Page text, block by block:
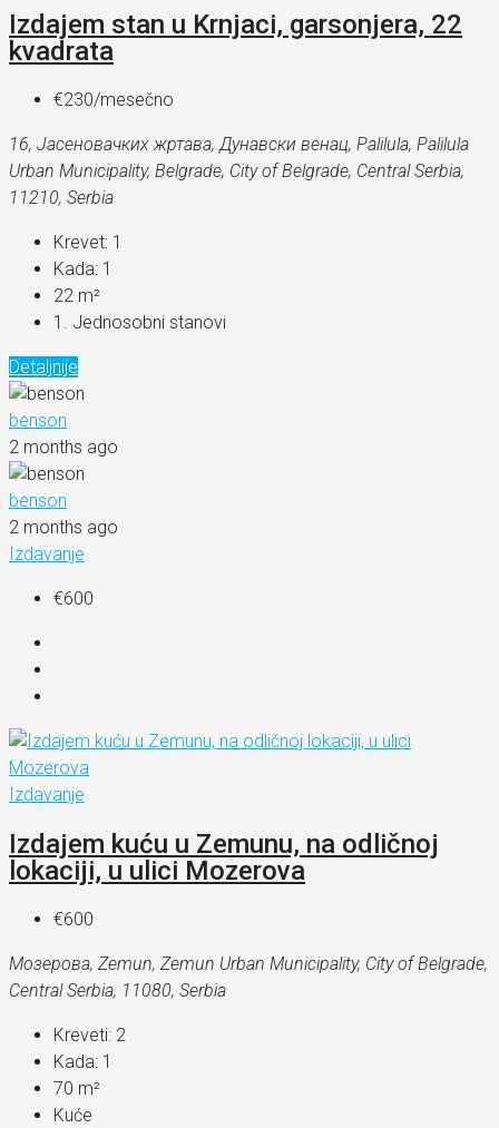
Izdajem stan u Krnjaci, garsonjera, 22
kvadrata
€230/mesečno
16, Јасеновачких жртава, Дунавски венац, Palilula, Palilula
Urban Municipality, Belgrade, City of Belgrade, Central Serbia,
11210, Serbia
Krevet: 1
Kada: 1
22 m²
1. Jednosobni stanovi
Detaljnije
benson
2 months ago
benson
2 months ago
Izdavanje
€600
Izdavanje
Izdajem kuću u Zemunu, na odličnoj
lokaciji, u ulici Mozerova
€600
Мозерова, Zemun, Zemun Urban Municipality, City of Belgrade,
Central Serbia, 11080, Serbia
Kreveti: 2
Kada: 1
70 m²
Kuće